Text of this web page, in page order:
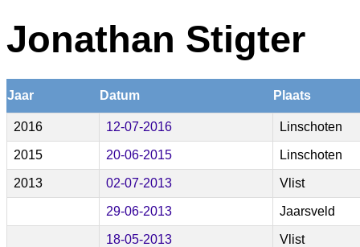
Jonathan Stigter
Jaar Datum Plaats
2016 12-07-2016 Linschoten
2015 20-06-2015 Linschoten
2013 02-07-2013 Vlist
29-06-2013 Jaarsveld
18-05-2013 Vlist